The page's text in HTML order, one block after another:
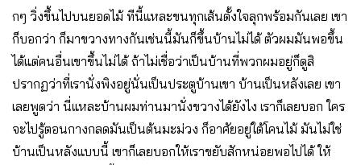
กๆ วิ่งขึ้นไปบนยอดไม้ ทีนี้แหละขนทุกเส้นตั้งใจลุกพร้อมกันเลย เขา
ก็บอกว่า ก็มาขวางทางกันเช่นนี้มันก็ขึ้นบ้านไม่ได้ ตัวผมมันพอขึ้น
ได้แต่คนอื่นเขาขึ้นไม่ได้ ถ้าไม่เชื่อว่าเป็นบ้านที่พวกผมอยู่ก็ดูสิ
ปรากฏว่าที่เรานั่งพิงอยู่นั่นเป็นประตูบ้านเขา บ้านเป็นหลังเลย เขา
เลยพูดว่า นี่แหละบ้านผมท่านมานั่งขวางได้ยังไง เราก็เลยบอก ใคร
จะไปรู้ตอนกางกลดมันเป็นต้นมะม่วง ก็อาศัยอยู่ใต้โคนไม้ มันไม่ใช่
บ้านเป็นหลังแบบนี้ เขาก็เลยบอกให้เราขยับสักหน่อยพอไปได้ ให้